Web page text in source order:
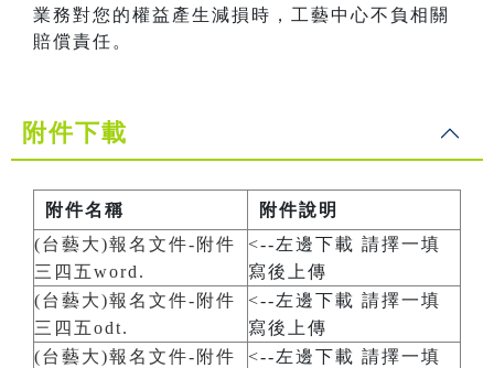
業務對您的權益產生減損時，工藝中心不負相關
賠償責任。
附件下載
附件名稱
附件說明
(台藝大)報名文件-附件
三四五word.
<--左邊下載 請擇一填
寫後上傳
(台藝大)報名文件-附件
三四五odt.
<--左邊下載 請擇一填
寫後上傳
(台藝大)報名文件-附件
<--左邊下載 請擇一填